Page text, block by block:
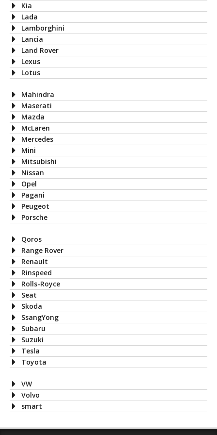
Kia
Lada
Lamborghini
Lancia
Land Rover
Lexus
Lotus
Mahindra
Maserati
Mazda
McLaren
Mercedes
Mini
Mitsubishi
Nissan
Opel
Pagani
Peugeot
Porsche
Qoros
Range Rover
Renault
Rinspeed
Rolls-Royce
Seat
Skoda
SsangYong
Subaru
Suzuki
Tesla
Toyota
VW
Volvo
smart